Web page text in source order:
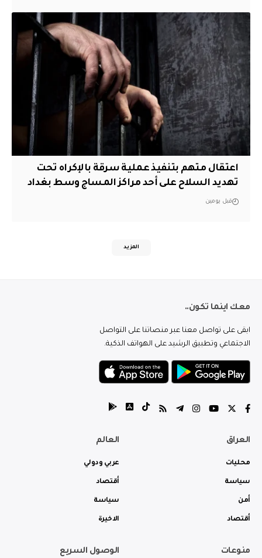
اعتقال متهم بتنفيذ عملية سرقة بالإكراه تحت
تهديد السلاح على أحد مراكز المساج وسط بغداد
قبل يومين
المزيد
معك اينما تكون..
ابقى على تواصل معنا عبر منصاتنا على التواصل
الاجتماعي وتطبيق الرشيد على الهواتف الذكية.
العراق
محليات
سياسة
أمن
أقتصاد
العالم
عربي ودولي
أقتصاد
سياسة
الاخيرة
منوعات الوصول السريع